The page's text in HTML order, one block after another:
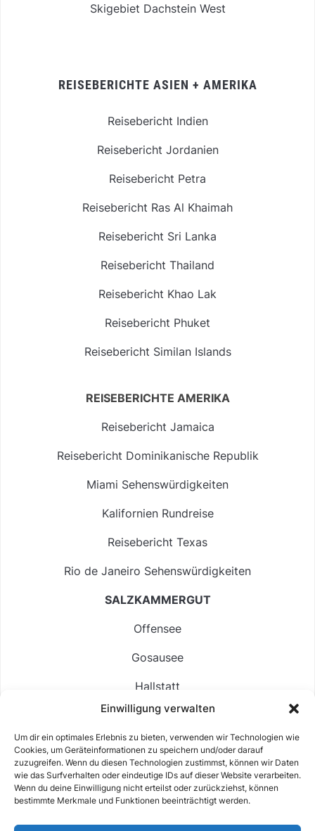
Einwilligung verwalten
Um dir ein optimales Erlebnis zu bieten, verwenden wir Technologien wie
Cookies, um Geräteinformationen zu speichern und/oder darauf
zuzugreifen. Wenn du diesen Technologien zustimmst, können wir Daten
wie das Surfverhalten oder eindeutige IDs auf dieser Website verarbeiten.
Wenn du deine Einwilligung nicht erteilst oder zurückziehst, können
bestimmte Merkmale und Funktionen beeinträchtigt werden.
Skigebiet Dachstein West
REISEBERICHTE ASIEN + AMERIKA
Reisebericht Indien
Reisebericht Jordanien
Reisebericht Petra
Reisebericht Ras Al Khaimah
Reisebericht Sri Lanka
Reisebericht Thailand
Reisebericht Khao Lak
Reisebericht Phuket
Reisebericht Similan Islands
REISEBERICHTE AMERIKA
Reisebericht Jamaica
Reisebericht Dominikanische Republik
Miami Sehenswürdigkeiten
Kalifornien Rundreise
Reisebericht Texas
Rio de Janeiro Sehenswürdigkeiten
SALZKAMMERGUT
Offensee
Gosausee
Hallstatt
Langbathsee
Altausseer See
Hintersee